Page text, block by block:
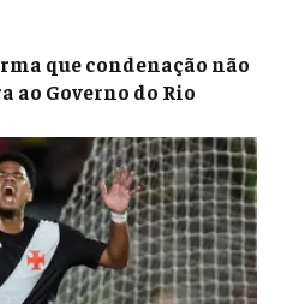
que condenação não
Governo do Rio